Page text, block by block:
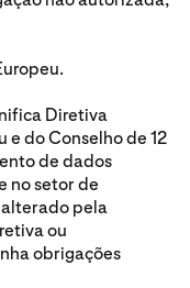
Diretiva
do Conselho de 12
de dados
no setor de
pela
ou
obrigações